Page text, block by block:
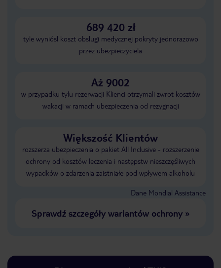
689 420 zł
tyle wyniósł koszt obsługi medycznej pokryty jednorazowo
przez ubezpieczyciela
Aż 9002
w przypadku tylu rezerwacji Klienci otrzymali zwrot kosztów
wakacji w ramach ubezpieczenia od rezygnacji
Większość Klientów
rozszerza ubezpieczenia o pakiet All Inclusive - rozszerzenie
ochrony od kosztów leczenia i następstw nieszczęśliwych
wypadków o zdarzenia zaistniałe pod wpływem alkoholu
Dane Mondial Assistance
Sprawdź szczegóły wariantów ochrony»